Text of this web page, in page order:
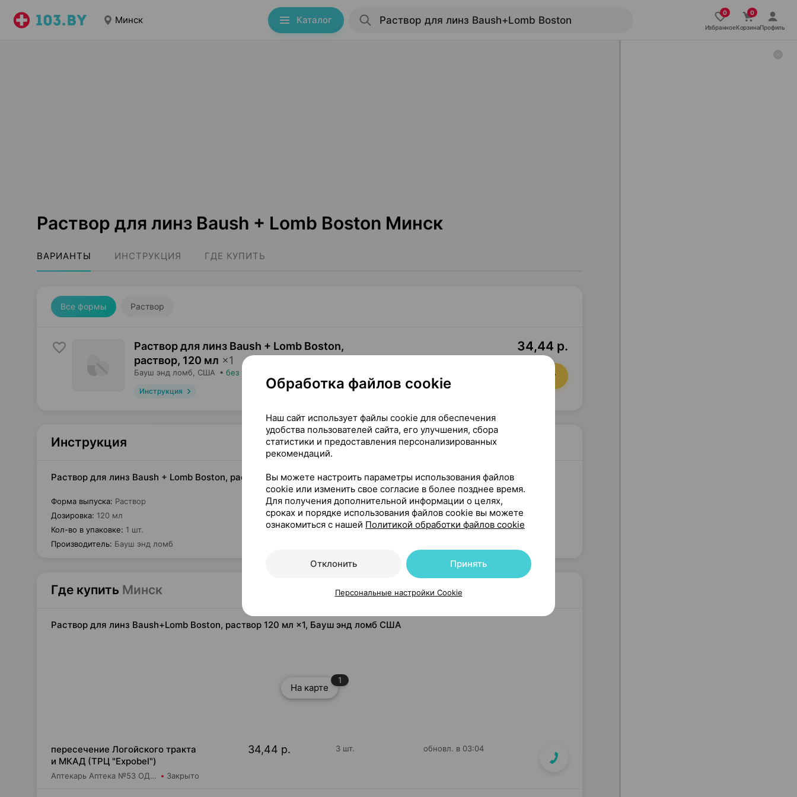
Минск Каталог
ИзбранноеКорзинаПрофиль
Раствор для линз Baush + Lomb Boston Минск
ВАРИАНТЫ ИНСТРУКЦИЯ ГДЕ КУПИТЬ
Все формы Раствор
Раствор для линз Baush + Lomb Boston,
раствор, 120 мл ×1
Бауш энд ломб , США • без рецепта
Инструкция
34,44 р.
Где купить В корзину
Инструкция
Раствор для линз Baush + Lomb Boston, раствор 120 мл ×1, Бауш энд ломб США
Форма выпуска: Раствор
Дозировка: 120 мл
Кол-во в упаковке: 1 шт.
Производитель: Бауш энд ломб
Где купить Минск
Раствор для линз Baush+Lomb Boston, раствор 120 мл ×1, Бауш энд ломб США
На карте
1
пересечение Логойского тракта
и МКАД (ТРЦ "Expobel")
Аптекарь Аптека №53 ОДО Аптека №8 Закрыто
34,44 р. 3 шт. обновл. в 03:04
Обработка файлов cookie
Наш сайт использует файлы cookie для обеспечения
удобства пользователей сайта, его улучшения, сбора
статистики и предоставления персонализированных
рекомендаций.
Вы можете настроить параметры использования файлов
cookie или изменить свое согласие в более позднее время.
Для получения дополнительной информации о целях,
сроках и порядке использования файлов cookie вы можете
ознакомиться с нашей Политикой обработки файлов cookie
Отклонить Принять
Персональные настройки Cookie